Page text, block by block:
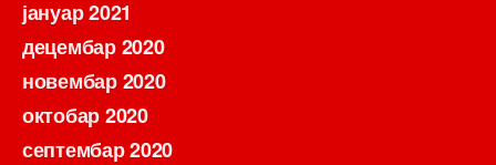
јануар 2021
децембар 2020
новембар 2020
октобар 2020
септембар 2020